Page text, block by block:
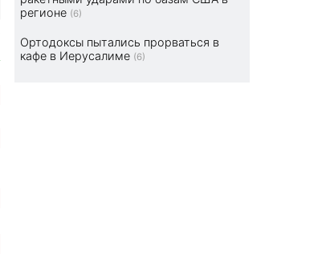
регионе (6)
Ортодоксы пытались прорваться в
кафе в Иерусалиме (6)